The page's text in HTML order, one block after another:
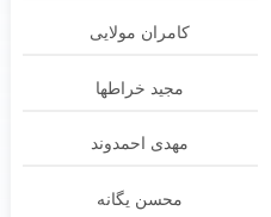
کامران مولایی
مجید خراطها
مهدی احمدوند
محسن یگانه